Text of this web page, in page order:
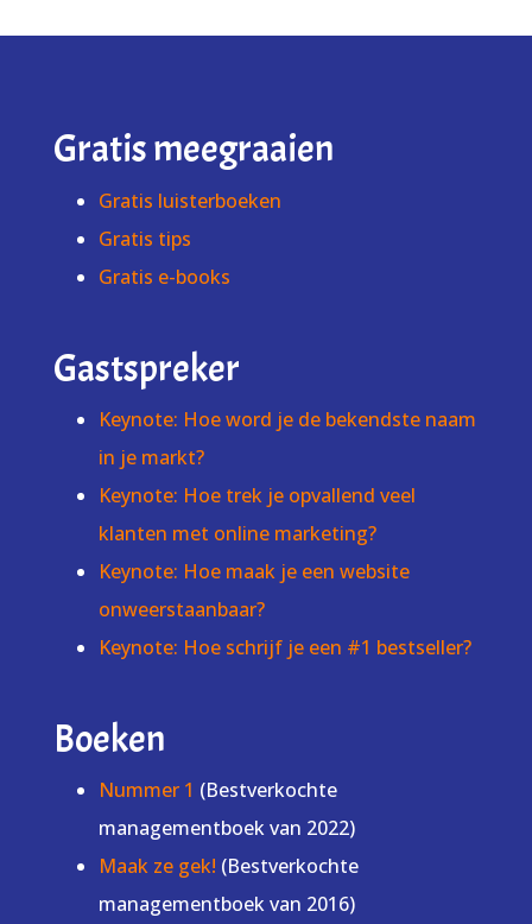
Gratis meegraaien
Gratis luisterboeken
Gratis tips
Gratis e-books
Gastspreker
Keynote: Hoe word je de bekendste naam
in je markt?
Keynote: Hoe trek je opvallend veel
klanten met online marketing?
Keynote: Hoe maak je een website
onweerstaanbaar?
Keynote: Hoe schrijf je een #1 bestseller?
Boeken
Nummer 1 (Bestverkochte
managementboek van 2022)
Maak ze gek! (Bestverkochte
managementboek van 2016)